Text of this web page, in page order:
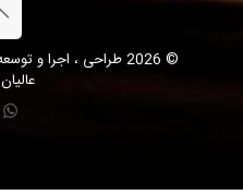
© 2026 طراحی ، اجرا و